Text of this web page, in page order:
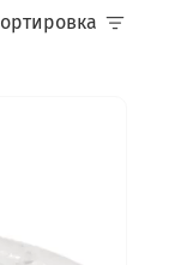
Сортировка